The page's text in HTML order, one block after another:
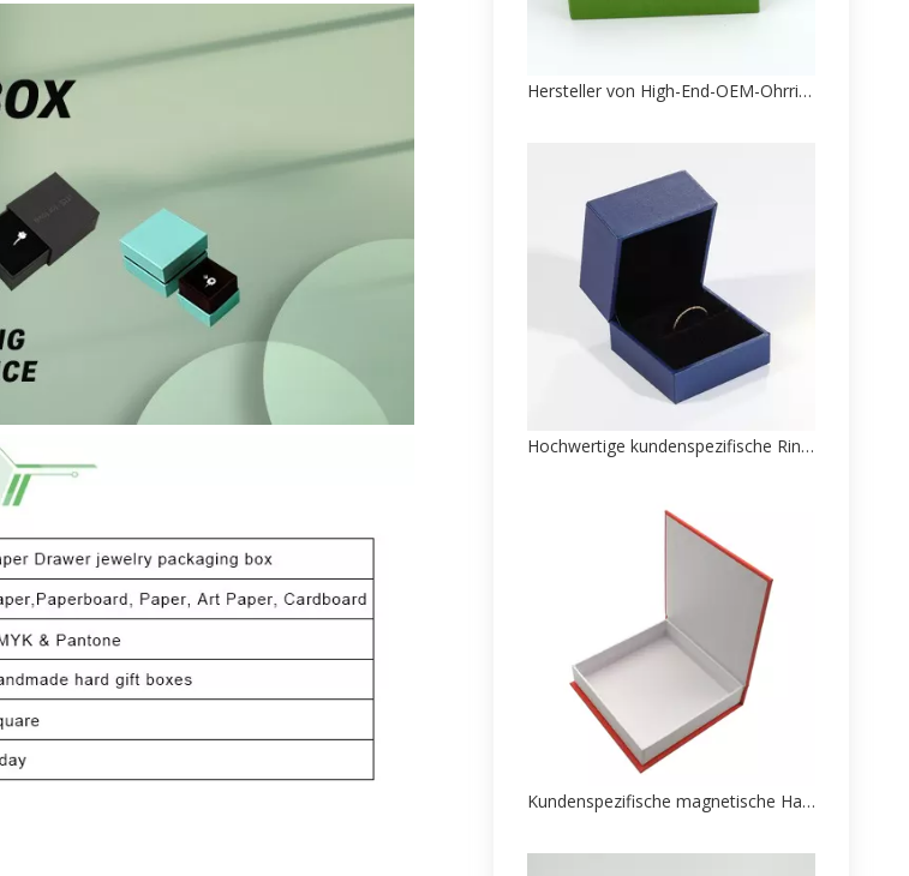
Hersteller von High-End-OEM-Ohrringverpackungen aus Papier
Hochwertige kundenspezifische Ringverpackungs-Fabrik
Kundenspezifische magnetische Halskette-Boxverpackung im Buchstil aus China